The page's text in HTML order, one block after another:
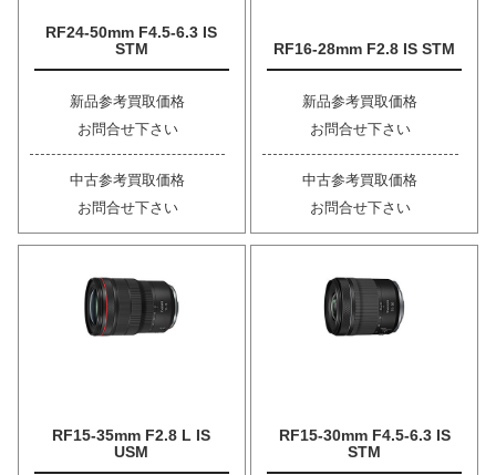
RF24-50mm F4.5-6.3 IS
STM
新品参考買取価格
お問合せ下さい
中古参考買取価格
お問合せ下さい
RF16-28mm F2.8 IS STM
新品参考買取価格
お問合せ下さい
中古参考買取価格
お問合せ下さい
RF15-35mm F2.8 L IS
USM
RF15-30mm F4.5-6.3 IS
STM